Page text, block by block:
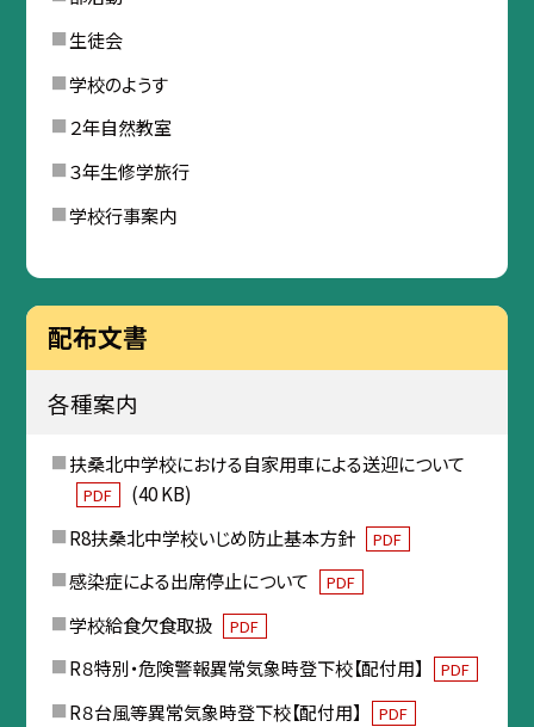
生徒会
学校のようす
２年自然教室
３年生修学旅行
学校行事案内
配布文書
各種案内
扶桑北中学校における自家用車による送迎について
PDF
(40 KB)
R8扶桑北中学校いじめ防止基本方針
PDF
感染症による出席停止について PDF
学校給食欠食取扱 PDF
R８特別・危険警報異常気象時登下校【配付用】 PDF
R８台風等異常気象時登下校【配付用】 PDF